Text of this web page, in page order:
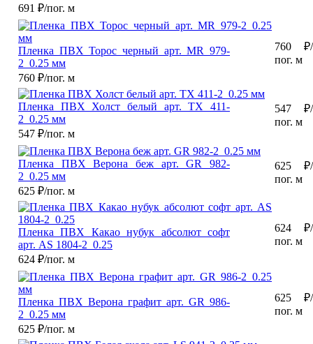
691 ₽/пог. м
Пленка ПВХ Торос черный арт. MR 979-
2_0.25 мм
760 ₽/пог. м
760 ₽/
пог. м
Пленка ПВХ Холст белый арт. TX 411-
2_0.25 мм
547 ₽/пог. м
547 ₽/
пог. м
Пленка ПВХ Верона беж арт. GR 982-
2_0.25 мм
625 ₽/пог. м
625 ₽/
пог. м
Пленка ПВХ Какао нубук абсолют софт
арт. AS 1804-2_0.25
624 ₽/пог. м
624 ₽/
пог. м
Пленка ПВХ Верона графит арт. GR 986-
2_0.25 мм
625 ₽/пог. м
625 ₽/
пог. м